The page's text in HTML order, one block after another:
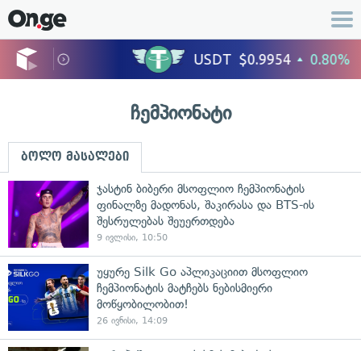
ჩემპიონატი
ბოლო მასალები
ჯასტინ ბიბერი მსოფლიო ჩემპიონატის
ფინალზე მადონას, შაკირასა და BTS-ის
შესრულებას შეუერთდება
9 ივლისი, 10:50
უყურე Silk Go აპლიკაციით მსოფლიო
ჩემპიონატის მატჩებს ნებისმიერი
მოწყობილობით!
26 ივნისი, 14:09